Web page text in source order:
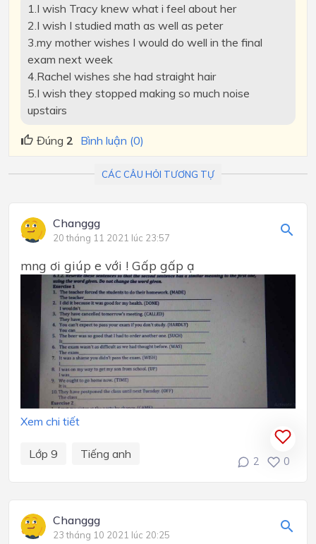
1.I wish Tracy knew what i feel about her
2.I wish I studied math as well as peter
3.my mother wishes I would do well in the final
exam next week
4.Rachel wishes she had straight hair
5.I wish they stopped making so much noise
upstairs
Đúng 2 Bình luận (0)
CÁC CÂU HỎI TƯƠNG TỰ
Changgg
20 tháng 11 2021 lúc 23:57
mng ơi giúp e với ! Gấp gấp ạ
Xem chi tiết
Lớp 9 Tiếng anh
2 0
Changgg
23 tháng 10 2021 lúc 20:25